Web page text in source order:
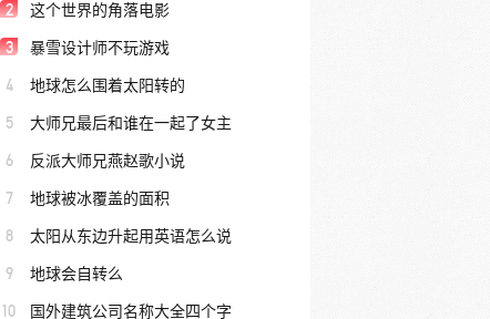
2 这个世界的角落电影
3 暴雪设计师不玩游戏
4 地球怎么围着太阳转的
5 大师兄最后和谁在一起了女主
6 反派大师兄燕赵歌小说
7 地球被冰覆盖的面积
8 太阳从东边升起用英语怎么说
9 地球会自转么
10 国外建筑公司名称大全四个字